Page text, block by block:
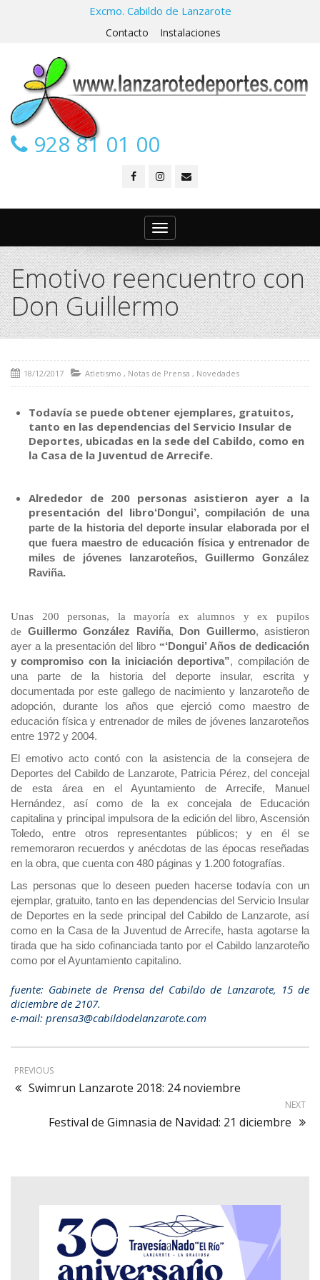
Excmo. Cabildo de Lanzarote
Contacto Instalaciones
928 81 01 00
Toggle
navigation
Emotivo reencuentro con
Don Guillermo
18/12/2017 Atletismo , Notas de Prensa , Novedades
Todavía se puede obtener ejemplares, gratuitos,
tanto en las dependencias del Servicio Insular de
Deportes, ubicadas en la sede del Cabildo, como en
la Casa de la Juventud de Arrecife.
Alrededor de 200 personas asistieron ayer a la
presentación del libro‘Dongui’,compilación de una
parte de la historia del deporte insular elaborada por el
que fuera maestro de educación física y entrenador de
miles de jóvenes lanzaroteños, Guillermo González
Raviña.
Unas 200 personas, la mayoría ex alumnos y ex pupilos
de Guillermo González Raviña, Don Guillermo, asistieron
ayer a la presentación del libro “‘Dongui’ Años de dedicación
y compromiso con la iniciación deportiva”, compilación de
una parte de la historia del deporte insular, escrita y
documentada por este gallego de nacimiento y lanzaroteño de
adopción, durante los años que ejerció como maestro de
educación física y entrenador de miles de jóvenes lanzaroteños
entre 1972 y 2004.
El emotivo acto contó con la asistencia de la consejera de
Deportes del Cabildo de Lanzarote, Patricia Pérez, del concejal
de esta área en el Ayuntamiento de Arrecife, Manuel
Hernández, así como de la ex concejala de Educación
capitalina y principal impulsora de la edición del libro, Ascensión
Toledo, entre otros representantes públicos; y en él se
rememoraron recuerdos y anécdotas de las épocas reseñadas
en la obra, que cuenta con 480 páginas y 1.200 fotografías.
Las personas que lo deseen pueden hacerse todavía con un
ejemplar, gratuito, tanto en las dependencias del Servicio Insular
de Deportes en la sede principal del Cabildo de Lanzarote, así
como en la Casa de la Juventud de Arrecife, hasta agotarse la
tirada que ha sido cofinanciada tanto por el Cabildo lanzaroteño
como por el Ayuntamiento capitalino.
fuente: Gabinete de Prensa del Cabildo de Lanzarote, 15 de
diciembre de 2107.
e-mail: prensa3@cabildodelanzarote.com
PREVIOUS
Swimrun Lanzarote 2018: 24 noviembre
NEXT
Festival de Gimnasia de Navidad: 21 diciembre